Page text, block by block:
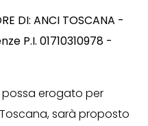
DI: ANCI TOSCANA -
P.I. 01710310978 -
possa erogato per
sarà proposto